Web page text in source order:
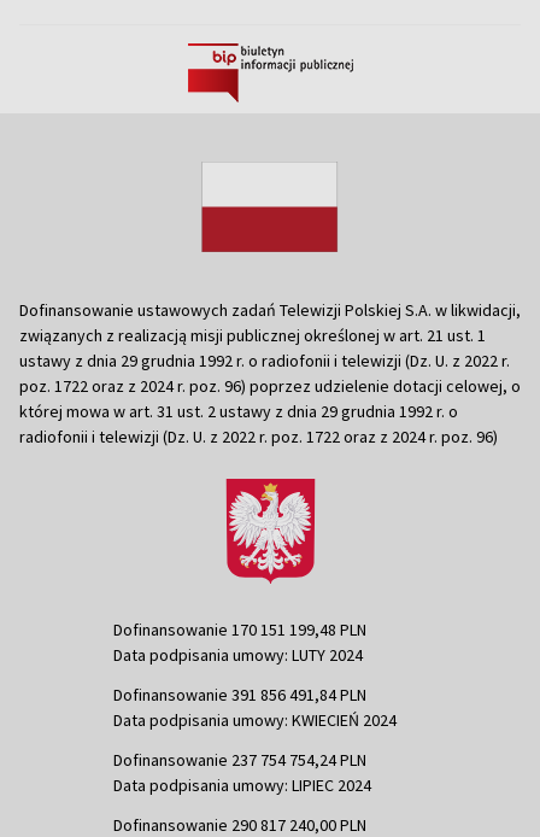
Dofinansowanie ustawowych zadań Telewizji Polskiej S.A. w likwidacji,
związanych z realizacją misji publicznej określonej w art. 21 ust. 1
ustawy z dnia 29 grudnia 1992 r. o radiofonii i telewizji (Dz. U. z 2022 r.
poz. 1722 oraz z 2024 r. poz. 96) poprzez udzielenie dotacji celowej, o
której mowa w art. 31 ust. 2 ustawy z dnia 29 grudnia 1992 r. o
radiofonii i telewizji (Dz. U. z 2022 r. poz. 1722 oraz z 2024 r. poz. 96)
Dofinansowanie 170 151 199,48 PLN
Data podpisania umowy: LUTY 2024
Dofinansowanie 391 856 491,84 PLN
Data podpisania umowy: KWIECIEŃ 2024
Dofinansowanie 237 754 754,24 PLN
Data podpisania umowy: LIPIEC 2024
Dofinansowanie 290 817 240,00 PLN